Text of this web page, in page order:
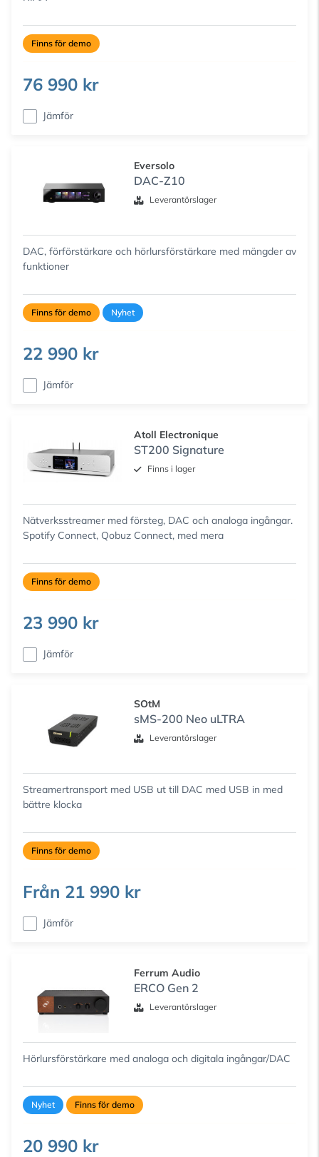
Finns för demo
76 990 kr
Jämför
Eversolo
DAC-Z10
Leverantörslager
DAC, förförstärkare och hörlursförstärkare med mängder av
funktioner
Finns för demo Nyhet
22 990 kr
Jämför
Atoll Electronique
ST200 Signature
Finns i lager
Nätverksstreamer med försteg, DAC och analoga ingångar.
Spotify Connect, Qobuz Connect, med mera
Finns för demo
23 990 kr
Jämför
SOtM
sMS-200 Neo uLTRA
Leverantörslager
Streamertransport med USB ut till DAC med USB in med
bättre klocka
Finns för demo
Från 21 990 kr
Jämför
Ferrum Audio
ERCO Gen 2
Leverantörslager
Hörlursförstärkare med analoga och digitala ingångar/DAC
Nyhet Finns för demo
20 990 kr